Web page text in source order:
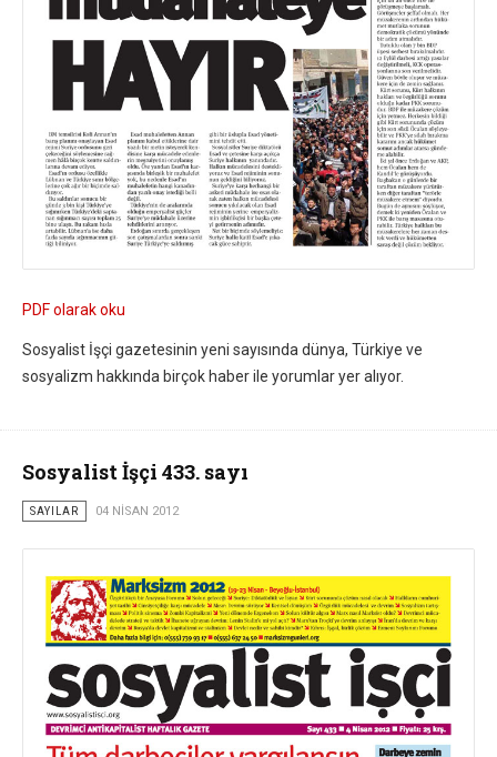
PDF olarak oku
Sosyalist İşçi gazetesinin yeni sayısında dünya, Türkiye ve
sosyalizm hakkında birçok haber ile yorumlar yer alıyor.
Sosyalist İşçi 433. sayı
SAYILAR 04 NISAN 2012